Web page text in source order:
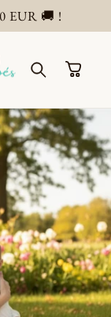
EUR 🚚 !
Panier